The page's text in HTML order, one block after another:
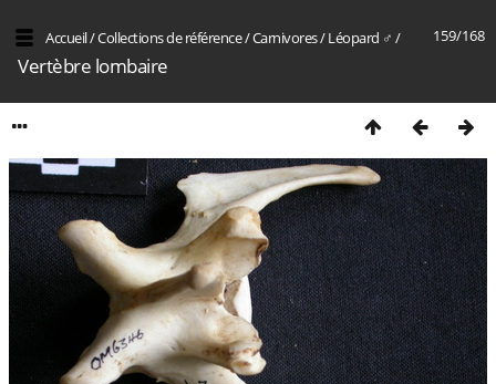
159/168
Accueil/Collections de référence/Carnivores/Léopard ♂ /
Vertèbre lombaire